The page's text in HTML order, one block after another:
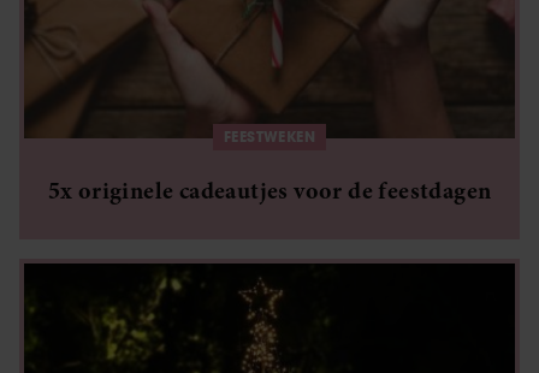
FEESTWEKEN
5x originele cadeautjes voor de feestdagen